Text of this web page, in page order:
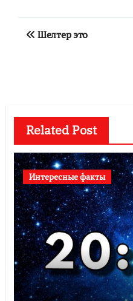
Навигация
Шелтер это
Related Post
Интересные факты